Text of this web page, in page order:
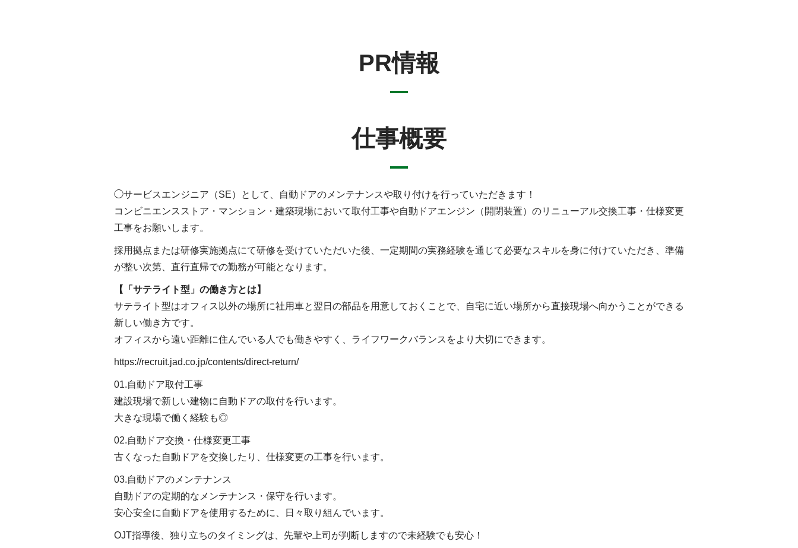
PR情報
仕事概要
◯サービスエンジニア（SE）として、自動ドアのメンテナンスや取り付けを行っていただきます！
コンビニエンスストア・マンション・建築現場において取付工事や自動ドアエンジン（開閉装置）のリニューアル交換工事・仕様変更
工事をお願いします。
採用拠点または研修実施拠点にて研修を受けていただいた後、一定期間の実務経験を通じて必要なスキルを身に付けていただき、準備
が整い次第、直行直帰での勤務が可能となります。
【「サテライト型」の働き方とは】
サテライト型はオフィス以外の場所に社用車と翌日の部品を用意しておくことで、自宅に近い場所から直接現場へ向かうことができる
新しい働き方です。
オフィスから遠い距離に住んでいる人でも働きやすく、ライフワークバランスをより大切にできます。
https://recruit.jad.co.jp/contents/direct-return/
01.自動ドア取付工事
建設現場で新しい建物に自動ドアの取付を行います。
大きな現場で働く経験も◎
02.自動ドア交換・仕様変更工事
古くなった自動ドアを交換したり、仕様変更の工事を行います。
03.自動ドアのメンテナンス
自動ドアの定期的なメンテナンス・保守を行います。
安心安全に自動ドアを使用するために、日々取り組んでいます。
OJT指導後、独り立ちのタイミングは、先輩や上司が判断しますので未経験でも安心！